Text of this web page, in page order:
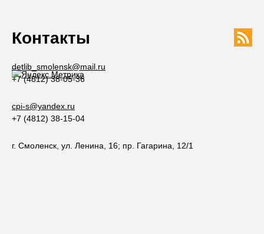
Контакты
detlib_smolensk@mail.ru
+7 (4812) 38-05-36
cpi-s@yandex.ru
+7 (4812) 38-15-04
г. Смоленск, ул. Ленина, 16; пр. Гагарина, 12/1